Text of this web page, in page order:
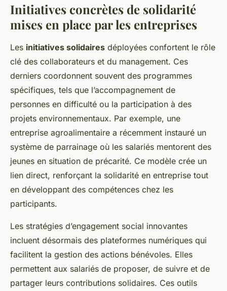
Initiatives concrètes de solidarité
mises en place par les entreprises
Les initiatives solidaires déployées confortent le rôle
clé des collaborateurs et du management. Ces
derniers coordonnent souvent des programmes
spécifiques, tels que l’accompagnement de
personnes en difficulté ou la participation à des
projets environnementaux. Par exemple, une
entreprise agroalimentaire a récemment instauré un
système de parrainage où les salariés mentorent des
jeunes en situation de précarité. Ce modèle crée un
lien direct, renforçant la solidarité en entreprise tout
en développant des compétences chez les
participants.
Les stratégies d’engagement social innovantes
incluent désormais des plateformes numériques qui
facilitent la gestion des actions bénévoles. Elles
permettent aux salariés de proposer, de suivre et de
partager leurs contributions solidaires. Ces outils